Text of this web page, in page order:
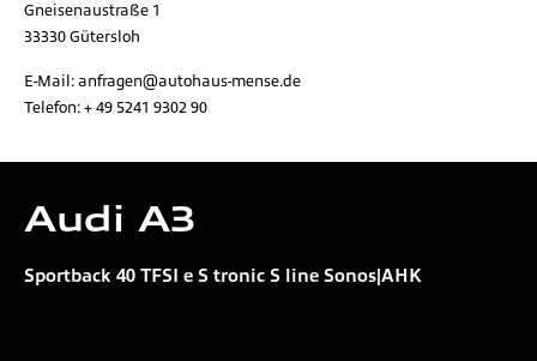
Gneisenaustraße 1
33330 Gütersloh
E-Mail: anfragen@autohaus-mense.de
Telefon: + 49 5241 9302 90
Audi A3
Sportback 40 TFSI e S tronic S line Sonos|AHK